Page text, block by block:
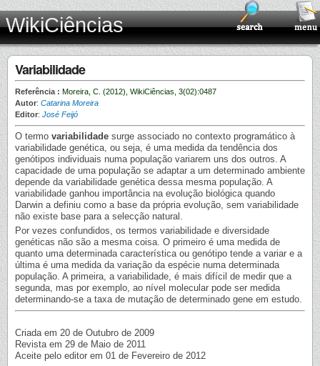
WikiCiências
Variabilidade
Referência : Moreira, C. (2012), WikiCiências, 3(02):0487
Autor: Catarina Moreira
Editor: José Feijó
O termo variabilidade surge associado no contexto programático à
variabilidade genética, ou seja, é uma medida da tendência dos
genótipos individuais numa população variarem uns dos outros. A
capacidade de uma população se adaptar a um determinado ambiente
depende da variabilidade genética dessa mesma população. A
variabilidade ganhou importância na evolução biológica quando
Darwin a definiu como a base da própria evolução, sem variabilidade
não existe base para a selecção natural.
Por vezes confundidos, os termos variabilidade e diversidade
genéticas não são a mesma coisa. O primeiro é uma medida de
quanto uma determinada característica ou genótipo tende a variar e a
última é uma medida da variação da espécie numa determinada
população. A primeira, a variabilidade, é mais difícil de medir que a
segunda, mas por exemplo, ao nível molecular pode ser medida
determinando-se a taxa de mutação de determinado gene em estudo.
Criada em 20 de Outubro de 2009
Revista em 29 de Maio de 2011
Aceite pelo editor em 01 de Fevereiro de 2012